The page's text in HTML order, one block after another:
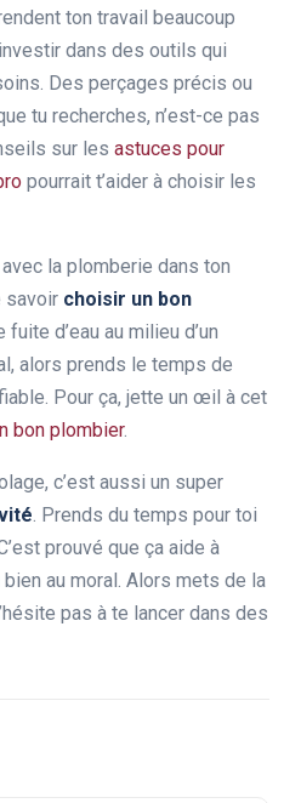
ton travail beaucoup
dans des outils qui
Des perçages précis ou
tu recherches, n’est-ce pas
sur les astuces pour
pourrait t’aider à choisir les
la plomberie dans ton
savoir choisir un bon
fuite d’eau au milieu d’un
alors prends le temps de
Pour ça, jette un œil à cet
bon plombier.
c’est aussi un super
. Prends du temps pour toi
prouvé que ça aide à
au moral. Alors mets de la
pas à te lancer dans des